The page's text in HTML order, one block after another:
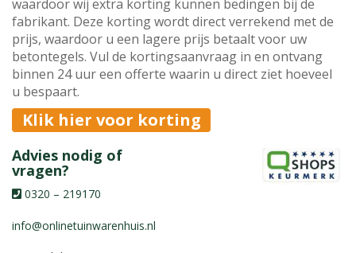
waardoor wij extra korting kunnen bedingen bij de
fabrikant. Deze korting wordt direct verrekend met de
prijs, waardoor u een lagere prijs betaalt voor uw
betontegels. Vul de kortingsaanvraag in en ontvang
binnen 24 uur een offerte waarin u direct ziet hoeveel
u bespaart.
Klik hier voor korting
Advies nodig of
vragen?
0320 – 219170
info@onlinetuinwarenhuis.nl